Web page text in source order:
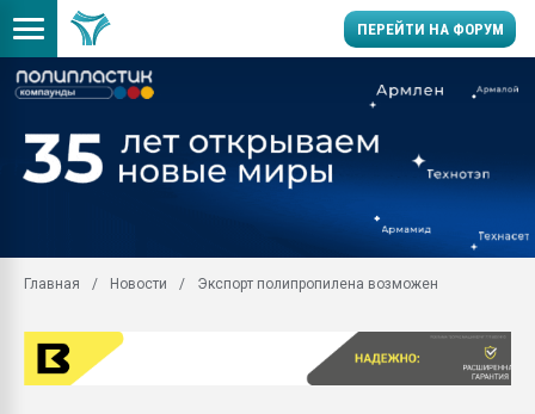
ПЕРЕЙТИ НА ФОРУМ
производство SPC
заводу пластмасс"
Помощь в подборе
Вакуум-формовочные
ближайшее
Подмосковье, Москва
Главная Новости Экспорт полипропилена возможен